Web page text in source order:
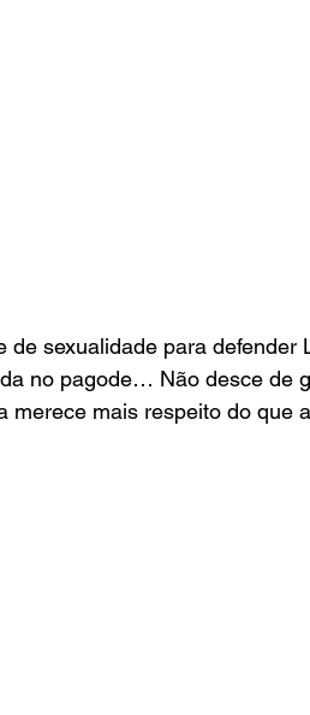
sexualidade para defender
no pagode… Não desce de
mais respeito do que